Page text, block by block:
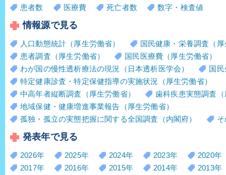
患者数 医療費 死亡者数 数字・検査値
情報源で見る
人口動態統計（厚生労働省）
国民健康・栄養調査（
患者調査（厚生労働省）
国民医療費（厚生労働省）
わが国の慢性透析療法の現況（日本透析医学会）
国
特定健康診査・特定保健指導の実施状況（厚生労働省）
中高年者縦断調査（厚生労働省）
歯科疾患実態調査
地域保健・健康増進事業報告（厚生労働省）
孤独・孤立の実態把握に関する全国調査（内閣府）
発表年で見る
2026年 2025年 2024年 2023年
2020年
2017年
2016年 2015年 2014年
2013年